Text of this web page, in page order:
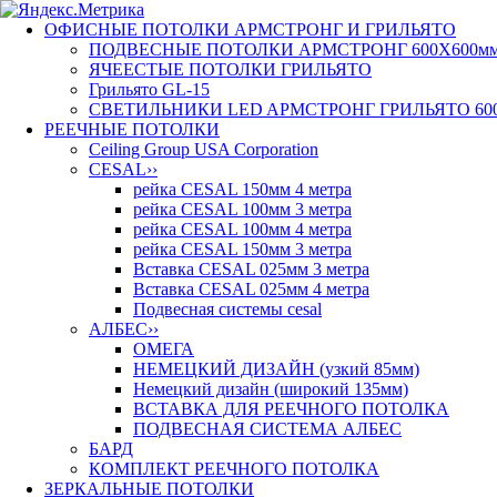
ОФИСНЫЕ ПОТОЛКИ АРМСТРОНГ И ГРИЛЬЯТО
ПОДВЕСНЫЕ ПОТОЛКИ АРМСТРОНГ
ЯЧЕЕСТЫЕ ПОТОЛКИ ГРИЛЬЯТО
Грильято GL-15
СВЕТИЛЬНИКИ LED AРМСТРОНГ ГРИЛЬЯТО
РЕЕЧНЫЕ ПОТОЛКИ
Ceiling Group USA Corporation
CESAL››
рейка CESAL 150мм 4 метра
рейка CESAL 100мм 3 метра
рейка CESAL 100мм 4 метра
рейка CESAL 150мм 3 метра
Вставка CESAL 025мм 3 метра
Вставка CESAL 025мм 4 метра
Подвесная системы cesal
АЛБЕС››
ОМЕГА
НЕМЕЦКИЙ ДИЗАЙН (узкий 85мм)
Немецкий дизайн (широкий 135мм)
ВСТАВКА ДЛЯ РЕЕЧНОГО ПОТОЛКА
ПОДВЕСНАЯ СИСТЕМА АЛБЕС
БАРД
КОМПЛЕКТ РЕЕЧНОГО ПОТОЛКА
ЗЕРКАЛЬНЫЕ ПОТОЛКИ